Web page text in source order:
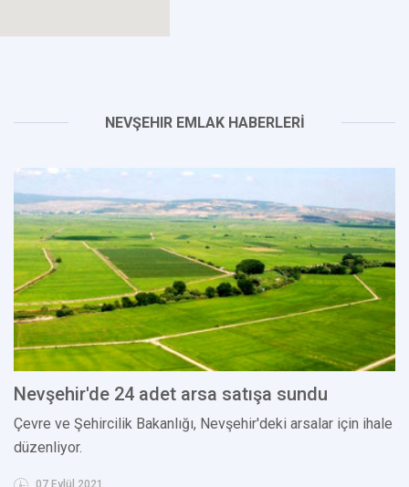
NEVŞEHIR EMLAK HABERLERİ
Nevşehir'de 24 adet arsa satışa sundu
Çevre ve Şehircilik Bakanlığı, Nevşehir'deki arsalar için ihale
düzenliyor.
07 Eylül 2021